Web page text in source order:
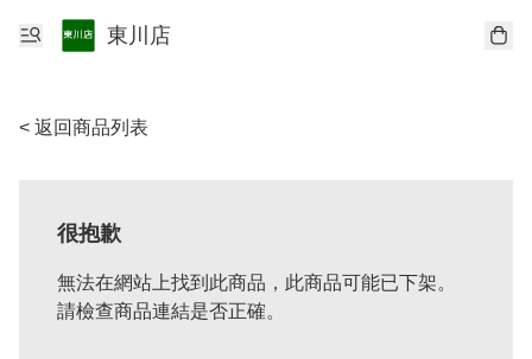
東川店
< 返回商品列表
很抱歉
無法在網站上找到此商品，此商品可能已下架。
請檢查商品連結是否正確。